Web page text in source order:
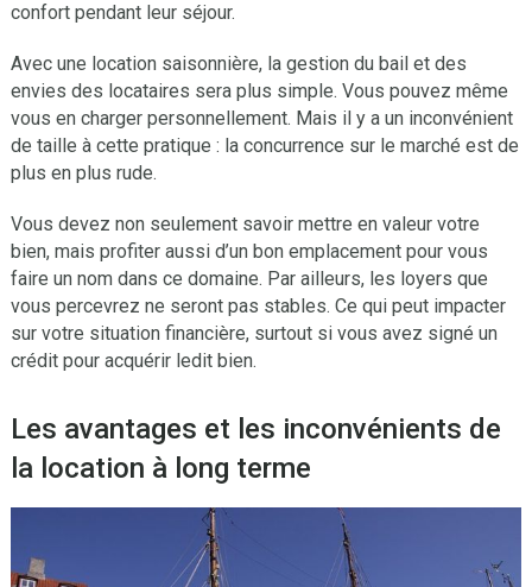
confort pendant leur séjour.
Avec une location saisonnière, la gestion du bail et des
envies des locataires sera plus simple. Vous pouvez même
vous en charger personnellement. Mais il y a un inconvénient
de taille à cette pratique : la concurrence sur le marché est de
plus en plus rude.
Vous devez non seulement savoir mettre en valeur votre
bien, mais profiter aussi d’un bon emplacement pour vous
faire un nom dans ce domaine. Par ailleurs, les loyers que
vous percevrez ne seront pas stables. Ce qui peut impacter
sur votre situation financière, surtout si vous avez signé un
crédit pour acquérir ledit bien.
Les avantages et les inconvénients de
la location à long terme